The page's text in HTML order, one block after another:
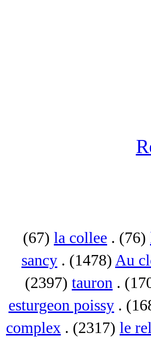
(67) la collee . (76)
sancy . (1478) Au
(2397) tauron .
esturgeon poissy .
complex . (2317) le